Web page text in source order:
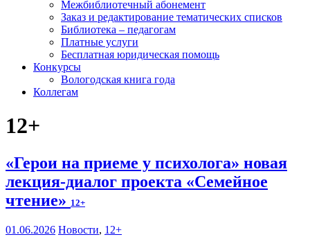
Межбиблиотечный абонемент
Заказ и редактирование тематических списков
Библиотека – педагогам
Платные услуги
Бесплатная юридическая помощь
Конкурсы
Вологодская книга года
Коллегам
12+
«Герои на приеме у психолога» новая
лекция-диалог проекта «Семейное
чтение» 12+
01.06.2026 Новости, 12+